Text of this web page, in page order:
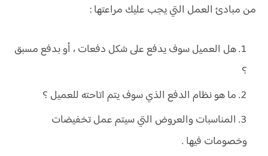
من مبادئ العمل التي يجب عليك مراعتها :
هل العميل سوف يدفع على شكل دفعات ، أو بدفع مسبق
؟
ما هو نظام الدفع الذي سوف يتم اتاحته للعميل ؟
المناسبات والعروض التي سيتم عمل تخفيضات
وخصومات فيها .